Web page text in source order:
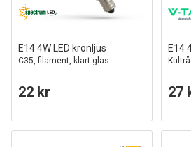
E14 4W LED kronljus
C35, filament, klart glas
22 kr
E14
27